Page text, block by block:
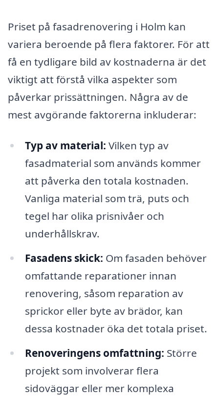
Priset på fasadrenovering i Holm kan
variera beroende på flera faktorer. För att
få en tydligare bild av kostnaderna är det
viktigt att förstå vilka aspekter som
påverkar prissättningen. Några av de
mest avgörande faktorerna inkluderar:
Typ av material: Vilken typ av
fasadmaterial som används kommer
att påverka den totala kostnaden.
Vanliga material som trä, puts och
tegel har olika prisnivåer och
underhållskrav.
Fasadens skick: Om fasaden behöver
omfattande reparationer innan
renovering, såsom reparation av
sprickor eller byte av brädor, kan
dessa kostnader öka det totala priset.
Renoveringens omfattning: Större
projekt som involverar flera
sidoväggar eller mer komplexa